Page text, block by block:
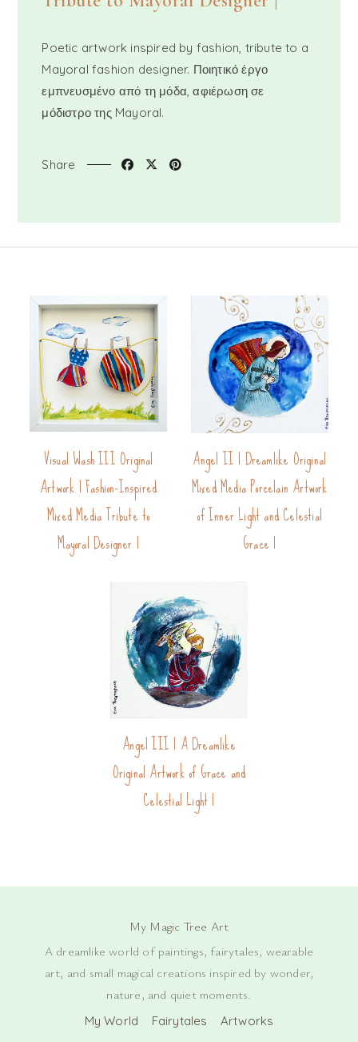
Poetic artwork inspired by fashion, tribute to a
Mayoral fashion designer. Ποιητικό έργο
εμπνευσμένο από τη μόδα, αφιέρωση σε
μόδιστρο της Mayoral.
Share
Visual Wash III Original
Artwork | Fashion-Inspired
Mixed Media Tribute to
Mayoral Designer |
Angel II | Dreamlike Original
Mixed Media Porcelain Artwork
of Inner Light and Celestial
Grace |
Angel III | A Dreamlike
Original Artwork of Grace and
Celestial Light |
My Magic Tree Art
A dreamlike world of paintings, fairytales, wearable
art, and small magical creations inspired by wonder,
nature, and quiet moments.
My World Fairytales Artworks